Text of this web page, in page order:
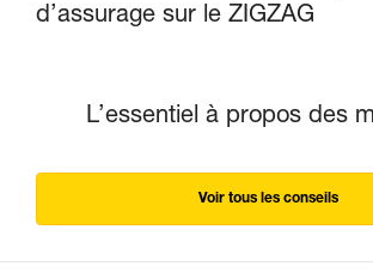
d’assurage sur le ZIGZAG
L’essentiel à propos des
Voir tous les conseils